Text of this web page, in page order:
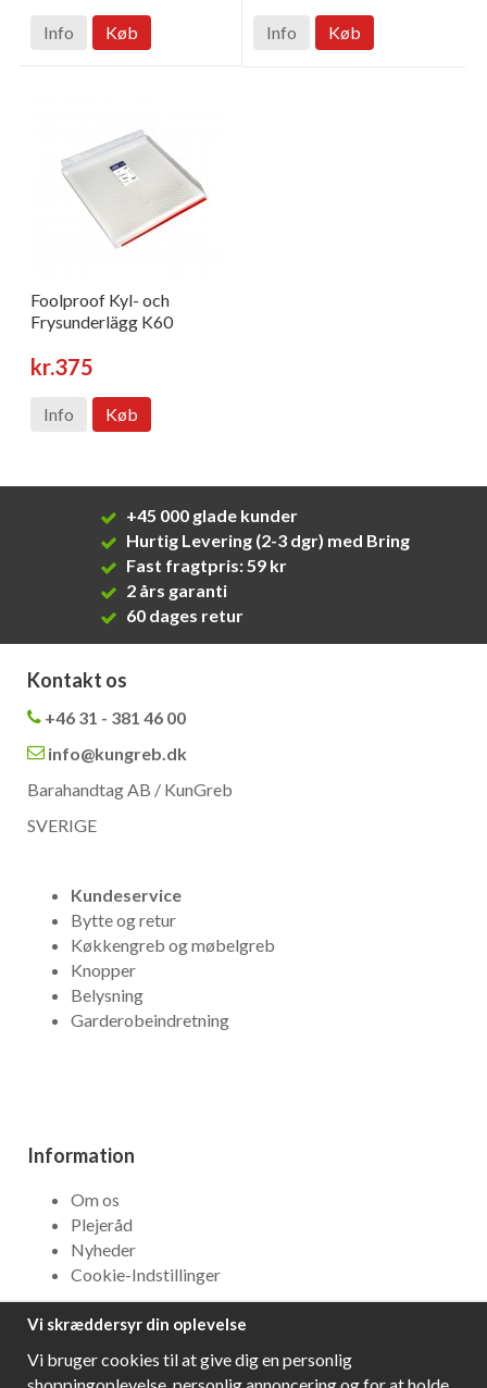
Info Køb Info Køb
Foolproof Kyl- och
Frysunderlägg K60
kr.375
Info Køb
+45 000 glade kunder
Hurtig Levering (2-3 dgr) med Bring
Fast fragtpris: 59 kr
2 års garanti
60 dages retur
Kontakt os
+46 31 - 381 46 00
info@kungreb.dk
Barahandtag AB / KunGreb
SVERIGE
Kundeservice
Bytte og retur
Køkkengreb og møbelgreb
Knopper
Belysning
Garderobeindretning
Information
Om os
Plejeråd
Nyheder
Cookie-Indstillinger
NYHEDSBREV
Få bedste tilbud og\r spændende nye produkter!
Vi skræddersyr din oplevelse
Vi bruger cookies til at give dig en personlig